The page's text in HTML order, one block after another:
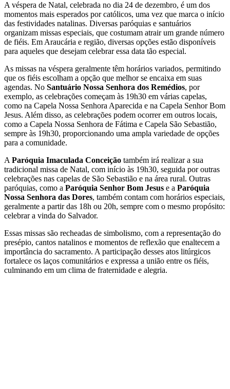
A véspera de Natal, celebrada no dia 24 de dezembro, é um dos
momentos mais esperados por católicos, uma vez que marca o início
das festividades natalinas. Diversas paróquias e santuários
organizam missas especiais, que costumam atrair um grande número
de fiéis. Em Araucária e região, diversas opções estão disponíveis
para aqueles que desejam celebrar essa data tão especial.
As missas na véspera geralmente têm horários variados, permitindo
que os fiéis escolham a opção que melhor se encaixa em suas
agendas. No Santuário Nossa Senhora dos Remédios, por
exemplo, as celebrações começam às 19h30 em várias capelas,
como na Capela Nossa Senhora Aparecida e na Capela Senhor Bom
Jesus. Além disso, as celebrações podem ocorrer em outros locais,
como a Capela Nossa Senhora de Fátima e Capela São Sebastião,
sempre às 19h30, proporcionando uma ampla variedade de opções
para a comunidade.
AParóquia Imaculada Conceição também irá realizar a sua
tradicional missa de Natal, com início às 19h30, seguida por outras
celebrações nas capelas de São Sebastião e na área rural. Outras
paróquias, como a Paróquia Senhor Bom Jesus e a Paróquia
Nossa Senhora das Dores, também contam com horários especiais,
geralmente a partir das 18h ou 20h, sempre com o mesmo propósito:
celebrar a vinda do Salvador.
Essas missas são recheadas de simbolismo, com a representação do
presépio, cantos natalinos e momentos de reflexão que enaltecem a
importância do sacramento. A participação desses atos litúrgicos
fortalece os laços comunitários e expressa a união entre os fiéis,
culminando em um clima de fraternidade e alegria.